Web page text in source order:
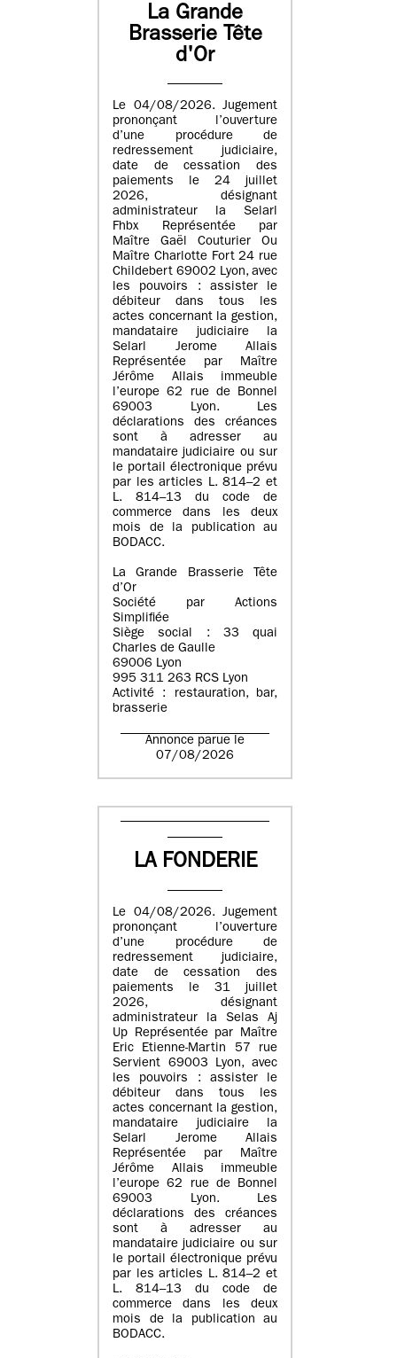
La Grande
Brasserie Tête
d'Or
Le 04/08/2026. Jugement
prononçant l’ouverture
d’une procédure de
redressement judiciaire,
date de cessation des
paiements le 24 juillet
2026, désignant
administrateur la Selarl
Fhbx Représentée par
Maître Gaël Couturier Ou
Maître Charlotte Fort 24 rue
Childebert 69002 Lyon, avec
les pouvoirs : assister le
débiteur dans tous les
actes concernant la gestion,
mandataire judiciaire la
Selarl Jerome Allais
Représentée par Maître
Jérôme Allais immeuble
l’europe 62 rue de Bonnel
69003 Lyon. Les
déclarations des créances
sont à adresser au
mandataire judiciaire ou sur
le portail électronique prévu
par les articles L. 814–2 et
L. 814–13 du code de
commerce dans les deux
mois de la publication au
BODACC.
La Grande Brasserie Tête
d’Or
Société par Actions
Simplifiée
Siège social : 33 quai
Charles de Gaulle
69006 Lyon
995 311 263 RCS Lyon
Activité : restauration, bar,
brasserie
Annonce parue le
07/08/2026
LA FONDERIE
Le 04/08/2026. Jugement
prononçant l’ouverture
d’une procédure de
redressement judiciaire,
date de cessation des
paiements le 31 juillet
2026, désignant
administrateur la Selas Aj
Up Représentée par Maître
Eric Etienne-Martin 57 rue
Servient 69003 Lyon, avec
les pouvoirs : assister le
débiteur dans tous les
actes concernant la gestion,
mandataire judiciaire la
Selarl Jerome Allais
Représentée par Maître
Jérôme Allais immeuble
l’europe 62 rue de Bonnel
69003 Lyon. Les
déclarations des créances
sont à adresser au
mandataire judiciaire ou sur
le portail électronique prévu
par les articles L. 814–2 et
L. 814–13 du code de
commerce dans les deux
mois de la publication au
BODACC.